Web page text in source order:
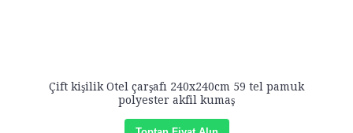
Çift kişilik Otel çarşafı 240x240cm 59 tel pamuk
polyester akfil kumaş